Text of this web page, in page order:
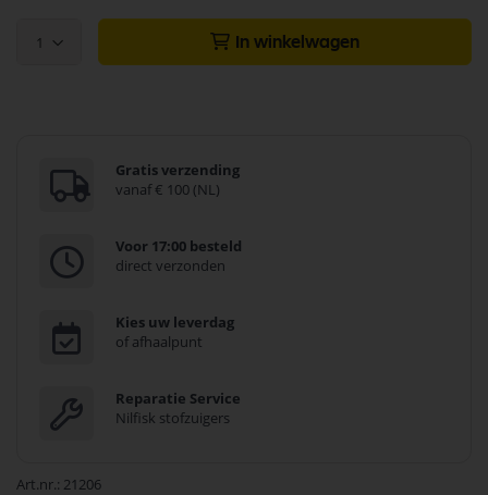
1 In winkelwagen
Gratis verzending
vanaf € 100 (NL)
Voor 17:00 besteld
direct verzonden
Kies uw leverdag
of afhaalpunt
Reparatie Service
Nilfisk stofzuigers
Art.nr. 21206